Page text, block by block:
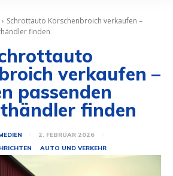
Schrottauto Korschenbroich verkaufen –
finden
verkaufen –
passenden
finden
2. FEBRUAR 2026
AUTO UND VERKEHR